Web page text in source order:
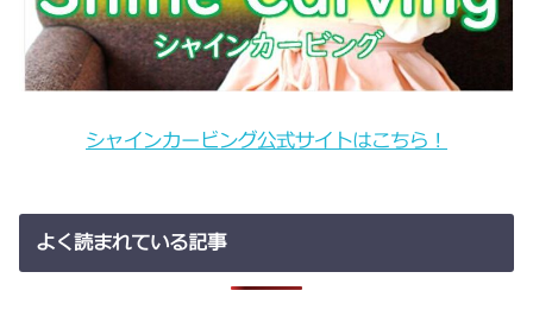
シャインカービング公式サイトはこちら！
よく読まれている記事